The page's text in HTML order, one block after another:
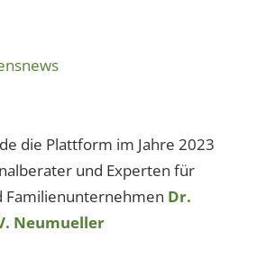
die Plattform im Jahre 2023
und Experten für
Familienunternehmen Dr.
Neumueller